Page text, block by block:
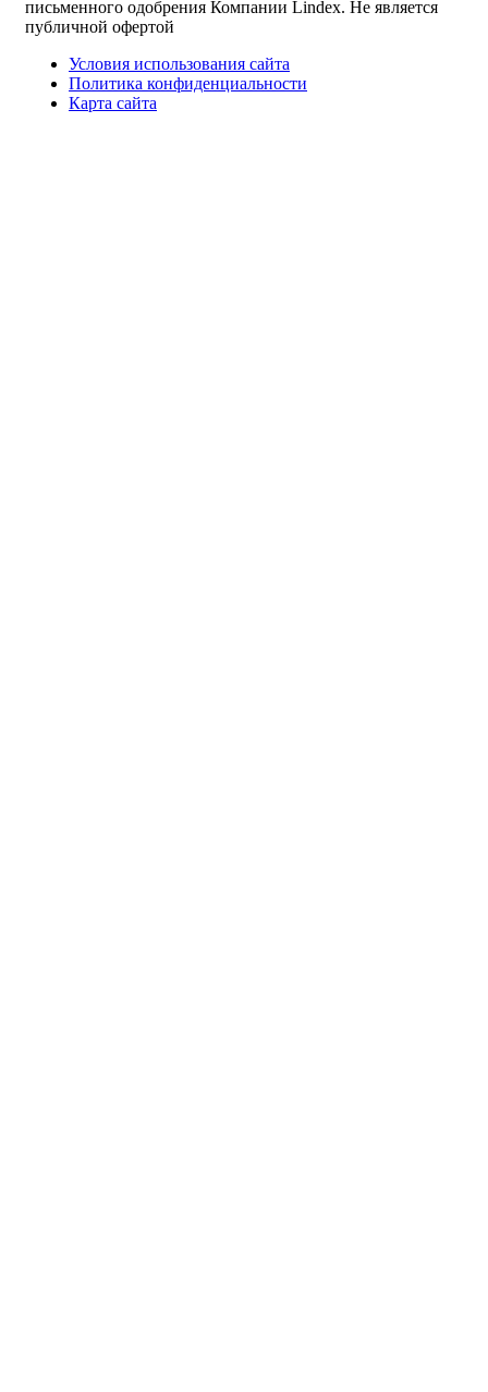
письменного одобрения Компании Lindex. Не является
публичной офертой
Условия использования сайта
Политика конфиденциальности
Карта сайта